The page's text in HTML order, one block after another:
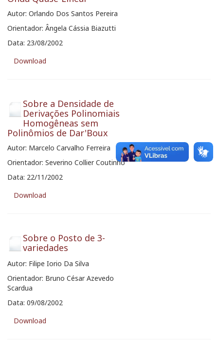
Autor: Orlando Dos Santos Pereira
Orientador: Ângela Cássia Biazutti
Data: 23/08/2002
Download
Sobre a Densidade de
Derivações Polinomiais
Homogêneas sem
Polinômios de Dar'Boux
Autor: Marcelo Carvalho Ferreira
Orientador: Severino Collier Coutinho
Data: 22/11/2002
Download
Sobre o Posto de 3-
variedades
Autor: Filipe Iorio Da Silva
Orientador: Bruno César Azevedo
Scardua
Data: 09/08/2002
Download